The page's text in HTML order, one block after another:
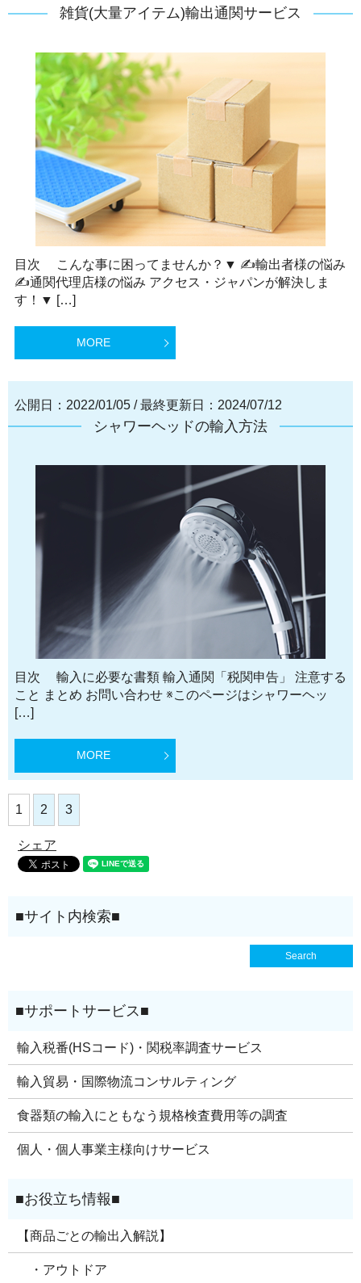
雑貨(大量アイテム)輸出通関サービス
目次 こんな事に困ってませんか？▼ ✍輸出者様の悩み
✍通関代理店様の悩み アクセス・ジャパンが解決しま
す！▼ […]
MORE
公開日：2022/01/05 /最終更新日：2024/07/12
シャワーヘッドの輸入方法
目次 輸入に必要な書類 輸入通関「税関申告」 注意する
こと まとめ お問い合わせ ※このページはシャワーヘッ
[…]
MORE
1 2 3
シェア
輸入税番(HSコード)・関税率調査サービス
輸入貿易・国際物流コンサルティング
食器類の輸入にともなう規格検査費用等の調査
個人・個人事業主様向けサービス
【商品ごとの輸出入解説】
・アウトドア